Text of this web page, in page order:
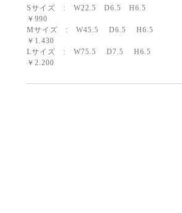
Sサイズ : W22.5 D6.5 H6.5
￥990
Mサイズ : W45.5 D6.5 H6.5
￥1.430
Lサイズ : W75.5 D7.5 H6.5
￥2.200